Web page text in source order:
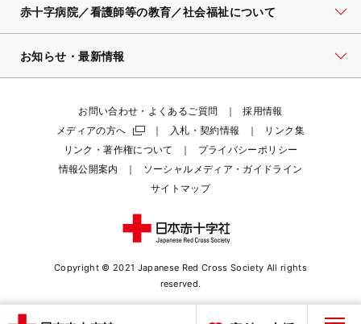
赤十字病院／看護師等の教育／社会福祉について
お知らせ・最新情報
お問い合わせ・よくあるご質問
採用情報
メディアの方へ
入札・契約情報
リンク集
リンク・著作権について
プライバシーポリシー
情報公開案内
ソーシャルメディア・ガイドライン
サイトマップ
Copyright © 2021 Japanese Red Cross Society All rights
reserved.